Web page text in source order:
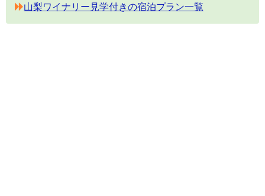
山梨ワイナリー見学付きの宿泊プラン一覧